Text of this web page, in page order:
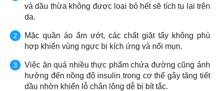
và dầu thừa không được loại bỏ hết sẽ tích tụ lại trên
da.
Mặc quần áo ẩm ướt, các chất giặt tẩy không phù
hợp khiến vùng ngực bị kích ứng và nổi mụn.
Việc ăn quá nhiều thực phẩm chứa đường cũng ảnh
hưởng đến nồng độ insulin trong cơ thể gây tăng tiết
dầu nhờn khiến lỗ chân lông dễ bị bít tắc.